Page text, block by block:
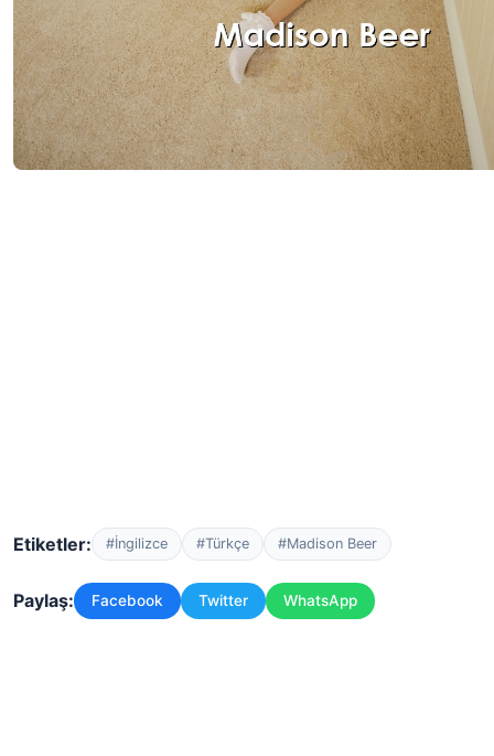
Etiketler: #İngilizce #Türkçe #Madison Beer
Paylaş: Facebook Twitter WhatsApp